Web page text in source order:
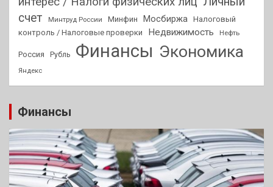
счет
Минтруд России Минфин Мосбиржа
Налоговый
контроль / Налоговые проверки
Недвижимость Нефть
Россия Рубль Финансы Экономика
Яндекс
Финансы